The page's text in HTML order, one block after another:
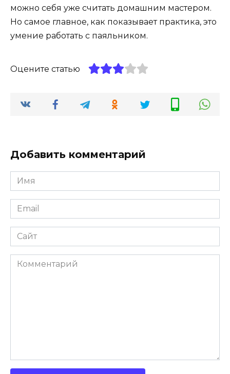
можно себя уже считать домашним мастером.
Но самое главное, как показывает практика, это
умение работать с паяльником.
Оцените статью
Добавить комментарий
Имя
Email
Сайт
Комментарий